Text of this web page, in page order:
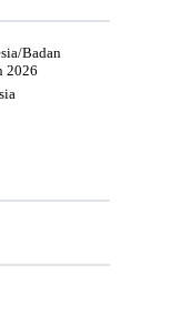
Badan
2026